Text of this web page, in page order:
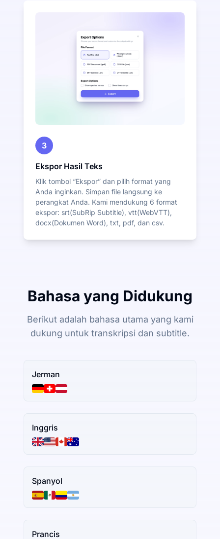
3
Ekspor Hasil Teks
Klik tombol “Ekspor” dan pilih format yang
Anda inginkan. Simpan file langsung ke
perangkat Anda. Kami mendukung 6 format
ekspor: srt(SubRip Subtitle), vtt(WebVTT),
docx(Dokumen Word), txt, pdf, dan csv.
Bahasa yang Didukung
Berikut adalah bahasa utama yang kami
dukung untuk transkripsi dan subtitle.
Jerman
Inggris
Spanyol
Prancis